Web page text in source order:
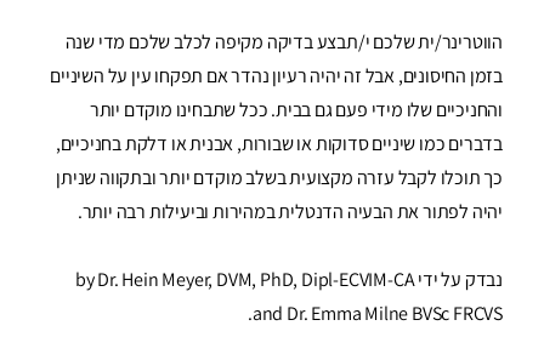
הווטרינר/ית שלכם י/תבצע בדיקה מקיפה לכלב שלכם מדי שנה
בזמן החיסונים, אבל זה יהיה רעיון נהדר אם תפקחו עין על השיניים
והחניכיים שלו מידי פעם גם בבית. ככל שתבחינו מוקדם יותר
בדברים כמו שיניים סדוקות או שבורות, אבנית או דלקת בחניכיים,
כך תוכלו לקבל עזרה מקצועית בשלב מוקדם יותר ובתקווה שניתן
יהיה לפתור את הבעיה הדנטלית במהירות וביעילות רבה יותר.
נבדק על ידי by Dr. Hein Meyer, DVM, PhD, Dipl-ECVIM-CA
and Dr. Emma Milne BVSc FRCVS.